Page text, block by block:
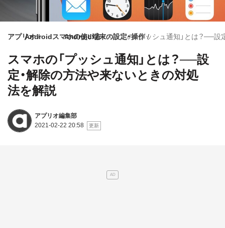
アプリオAndroidスマホの使い方Android端末の設定・操作スマホの「プッシュ通知」とは？──
スマホの「プッシュ通知」とは？──設
定・解除の方法や来ないときの対処
法を解説
アプリオ編集部
2021-02-22 20:58